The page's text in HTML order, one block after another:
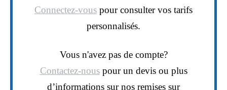
Connectez-vous pour consulter vos tarifs
personnalisés.
Vous n'avez pas de compte?
Contactez-nouspour un devis ou plus
d’informations sur nos remises sur